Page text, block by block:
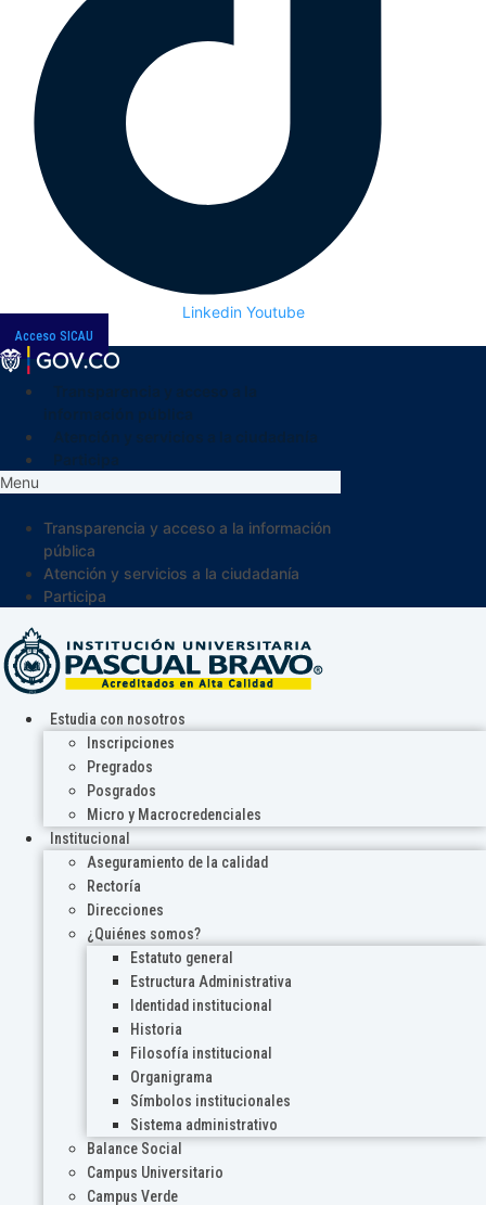
Linkedin Youtube
Acceso SICAU
Menu
Transparencia y acceso a la información
pública
Atención y servicios a la ciudadanía
Participa
Estudia con nosotros
Inscripciones
Pregrados
Posgrados
Micro y Macrocredenciales
Institucional
Aseguramiento de la calidad
Rectoría
Direcciones
¿Quiénes somos?
Estatuto general
Estructura Administrativa
Identidad institucional
Historia
Filosofía institucional
Organigrama
Símbolos institucionales
Sistema administrativo
Balance Social
Campus Universitario
Campus Verde